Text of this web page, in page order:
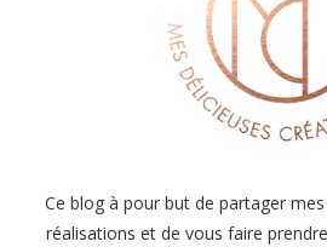
Ce blog à pour but de partager
réalisations et de vous faire